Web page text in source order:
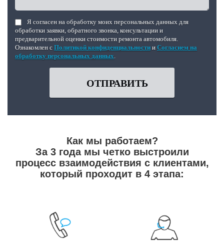
Я согласен на обработку моих персональных данных для
обработки заявки, обратного звонка, консультации и
предварительной оценки стоимости ремонта автомобиля.
Ознакомлен с Политикой конфиденциальности и Согласием на
обработку персональных данных.
ОТПРАВИТЬ
Как мы работаем?
За 3 года мы четко выстроили
процесс взаимодействия с клиентами,
который проходит в 4 этапа: